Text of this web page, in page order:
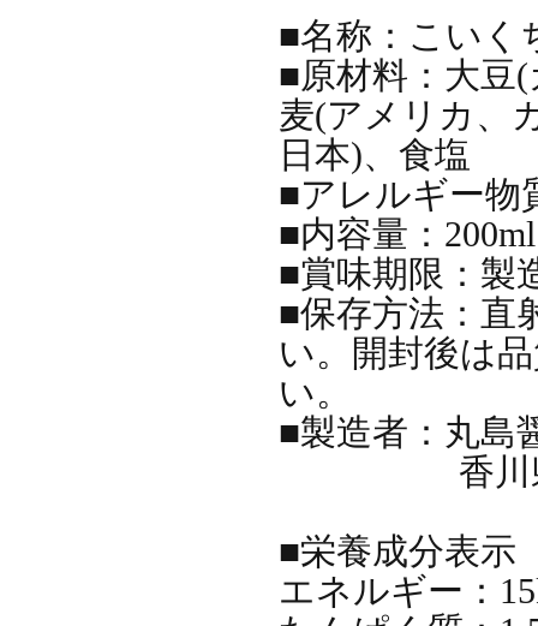
■名称：こいく
■原材料：大豆
麦(アメリカ、
日本)、食塩
■アレルギー物
■内容量：200ml
■賞味期限：製
■保存方法：直
い。開封後は
い。
■製造者：丸島
香川県小豆
■栄養成分表示
エネルギー：